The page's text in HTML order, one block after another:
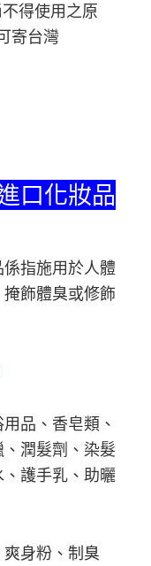
得使用之原
寄台灣
口化妝品
指施用於人體
飾體臭或修飾
品、香皂類、
潤髮劑、染髮
護手乳、助曬
身粉、制臭